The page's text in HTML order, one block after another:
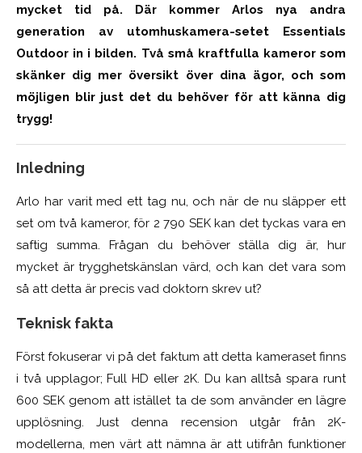
mycket tid på. Där kommer Arlos nya andra
generation av utomhuskamera-setet Essentials
Outdoor in i bilden. Två små kraftfulla kameror som
skänker dig mer översikt över dina ägor, och som
möjligen blir just det du behöver för att känna dig
trygg!
Inledning
Arlo har varit med ett tag nu, och när de nu släpper ett
set om två kameror, för 2 790 SEK kan det tyckas vara en
saftig summa. Frågan du behöver ställa dig är, hur
mycket är trygghetskänslan värd, och kan det vara som
så att detta är precis vad doktorn skrev ut?
Teknisk fakta
Först fokuserar vi på det faktum att detta kameraset finns
i två upplagor; Full HD eller 2K. Du kan alltså spara runt
600 SEK genom att istället ta de som använder en lägre
upplösning. Just denna recension utgår från 2K-
modellerna, men värt att nämna är att utifrån funktioner